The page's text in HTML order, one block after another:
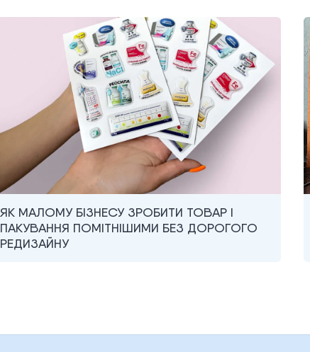
ЯК МАЛОМУ БІЗНЕСУ ЗРОБИТИ ТОВАР І
ПАКУВАННЯ ПОМІТНІШИМИ БЕЗ ДОРОГОГО
РЕДИЗАЙНУ